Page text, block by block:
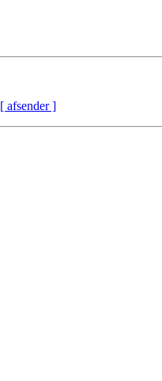
[ afsender ]